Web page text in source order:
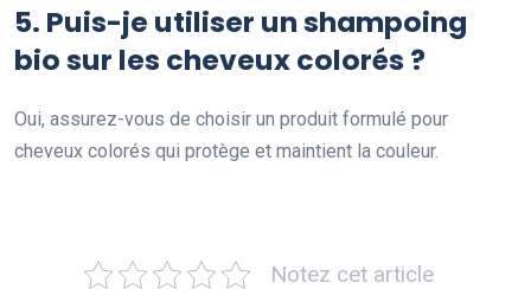
5. Puis-je utiliser un shampoing
bio sur les cheveux colorés ?
Oui, assurez-vous de choisir un produit formulé pour
cheveux colorés qui protège et maintient la couleur.
Notez cet article